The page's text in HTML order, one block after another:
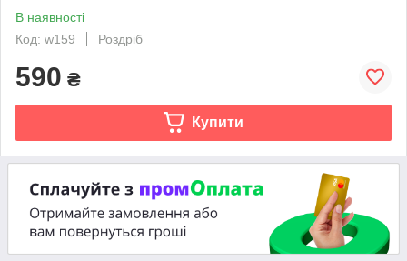
В наявності
Код: w159
Роздріб
590 ₴
Купити